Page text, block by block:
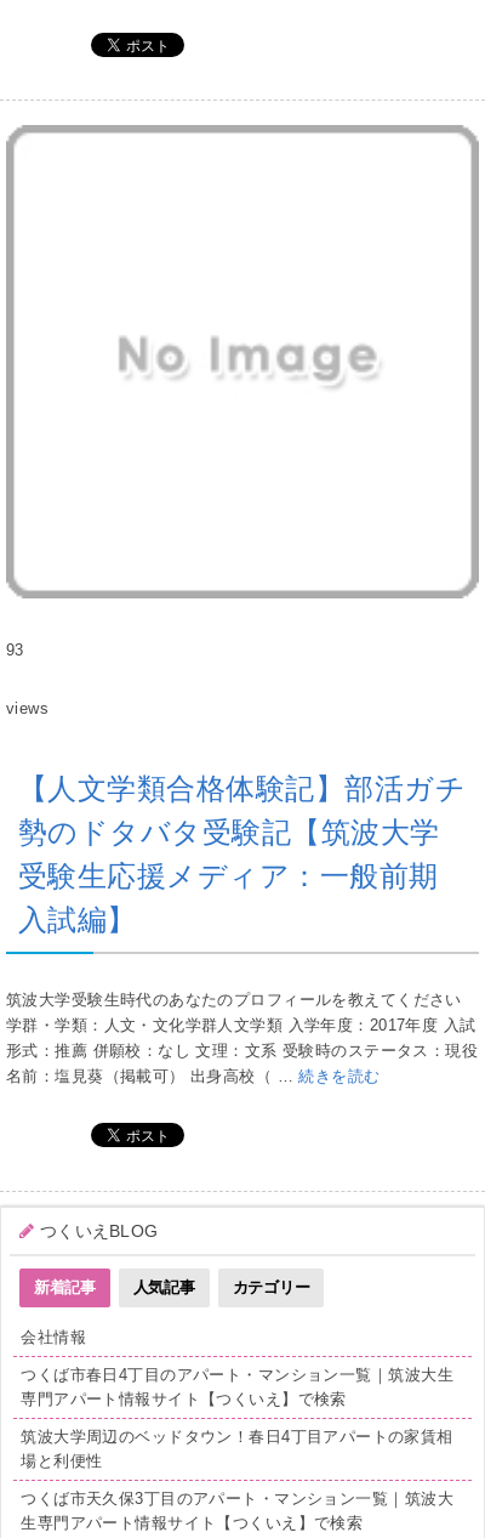
93
views
【人文学類合格体験記】部活ガチ
勢のドタバタ受験記【筑波大学
受験生応援メディア：一般前期
入試編】
筑波大学受験生時代のあなたのプロフィールを教えてください
学群・学類：人文・文化学群人文学類 入学年度：2017年度 入試
形式：推薦 併願校：なし 文理：文系 受験時のステータス：現役
名前：塩見葵（掲載可） 出身高校（ …続きを読む
つくいえBLOG
新着記事 人気記事 カテゴリー
会社情報
つくば市春日4丁目のアパート・マンション一覧｜筑波大生
専門アパート情報サイト【つくいえ】で検索
筑波大学周辺のベッドタウン！春日4丁目アパートの家賃相
場と利便性
つくば市天久保3丁目のアパート・マンション一覧｜筑波大
生専門アパート情報サイト【つくいえ】で検索